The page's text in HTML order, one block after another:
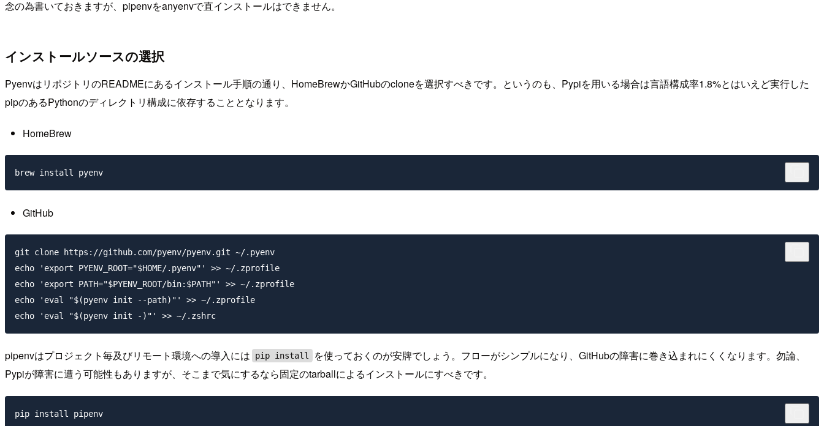
念の為書いておきますが、pipenvをanyenvで直インストールはできません。
インストールソースの選択
PyenvはリポジトリのREADMEにあるインストール手順の通り、HomeBrewかGitHubのcloneを選択すべきです。というのも、Pypiを用いる場合は言語構成率1.8%とはいえど実行した
pipのあるPythonのディレクトリ構成に依存することとなります。
HomeBrew
brew install pyenv
GitHub
git clone https://github.com/pyenv/pyenv.git ~/.pyenv
echo 'export PYENV_ROOT="$HOME/.pyenv"' >> ~/.zprofile
echo 'export PATH="$PYENV_ROOT/bin:$PATH"' >> ~/.zprofile
echo 'eval "$(pyenv init --path)"' >> ~/.zprofile
pipenvはプロジェクト毎及びリモート環境への導入には pip install
を使っておくのが安牌でしょう。フローがシンプルになり、GitHubの障害に巻き込まれにくくなります。勿論、
Pypiが障害に遭う可能性もありますが、そこまで気にするなら固定のtarballによるインストールにすべきです。
pip install pipenv